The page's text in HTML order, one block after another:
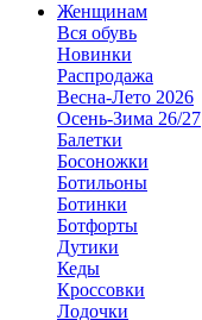
Женщинам
Вся обувь
Новинки
Распродажа
Весна-Лето 2026
Осень-Зима 26/27
Балетки
Босоножки
Ботильоны
Ботинки
Ботфорты
Дутики
Кеды
Кроссовки
Лодочки